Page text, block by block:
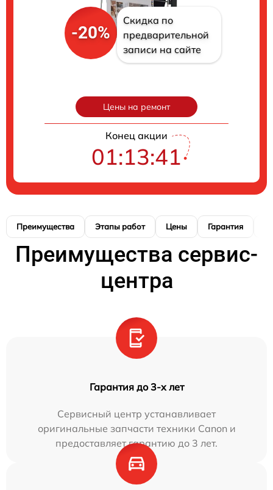
-20%
Скидка по
предварительной
записи на сайте
Цены на ремонт
Конец акции
01:13:40
Преимущества Этапы работ Цены Гарантия
Преимущества сервис-
центра
Гарантия до 3-х лет
Сервисный центр устанавливает
оригинальные запчасти техники Canon и
предоставляет гарантию до 3 лет.